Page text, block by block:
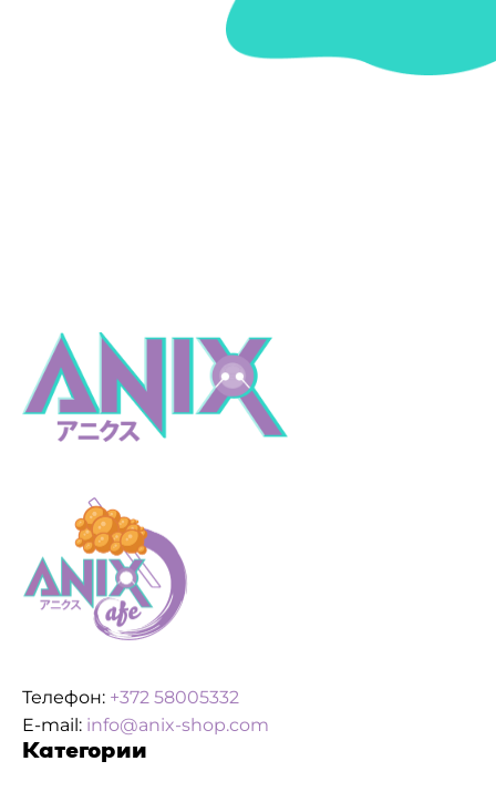
Телефон: +372 58005332
E-mail: info@anix-shop.com
Категории